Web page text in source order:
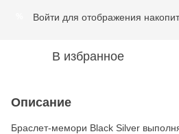
Войти для отображения
В избранное
Описание
Браслет-мемори Black Silver